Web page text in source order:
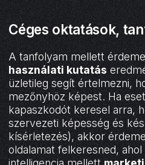
Céges oktatások,
A tanfolyam mellett
használati kutatás
üzletileg segít értelmezni,
mezőnyhöz képest. Ha
kapaszkodót keresel arra,
szervezeti képesség és
kísérletezés), akkor
oldalamat felkeresned,